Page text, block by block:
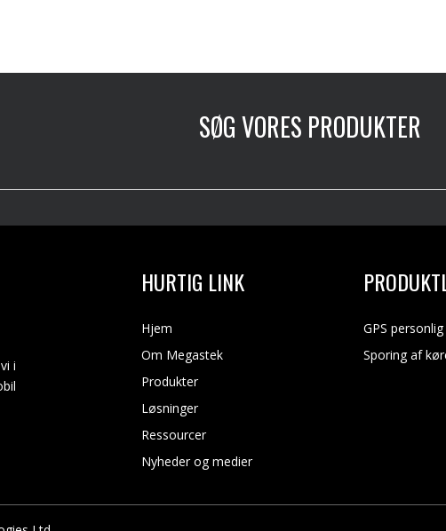
SØG VORES PRODUKTER
i
HURTIG LINK
Hjem
Om Megastek
Produkter
Løsninger
Ressourcer
Nyheder og medier
GPS
Sporing af